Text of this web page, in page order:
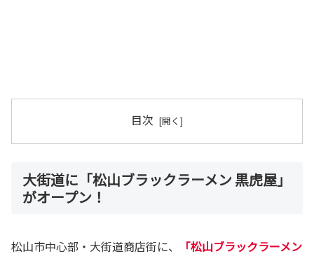
目次
大街道に「松山ブラックラーメン 黒虎屋」
がオープン！
松山市中心部・大街道商店街に、
「松山ブラックラーメン